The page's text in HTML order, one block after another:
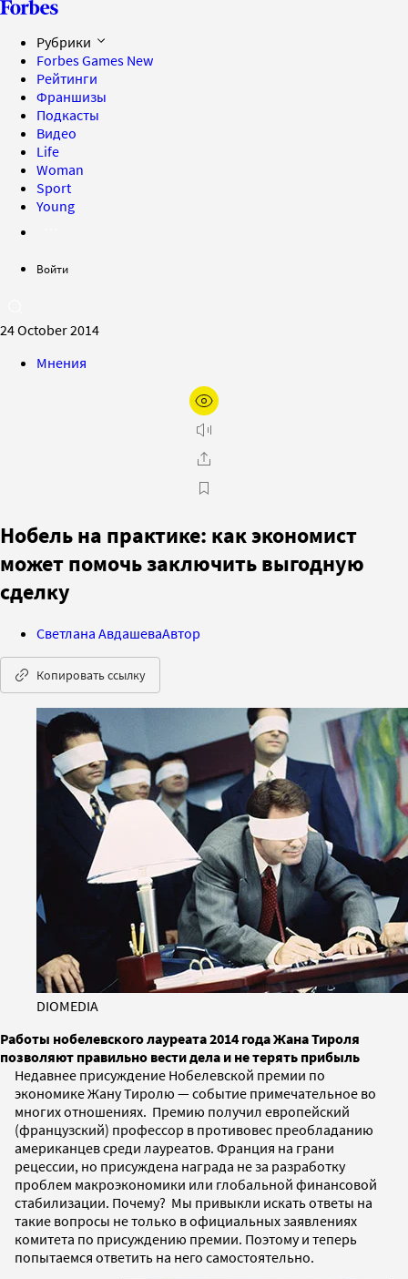
Рубрики
Forbes Games New
Рейтинги
Франшизы
Подкасты
Видео
Life
Woman
Sport
Young
Войти
24 October 2014
Мнения
Нобель на практике: как экономист
может помочь заключить выгодную
сделку
Светлана АвдашеваАвтор
Копировать ссылку
DIOMEDIA
Работы нобелевского лауреата 2014 года Жана Тироля
позволяют правильно вести дела и не терять прибыль
Недавнее присуждение Нобелевской премии по
экономике Жану Тиролю — событие примечательное во
многих отношениях. Премию получил европейский
(французский) профессор в противовес преобладанию
американцев среди лауреатов. Франция на грани
рецессии, но присуждена награда не за разработку
проблем макроэкономики или глобальной финансовой
стабилизации. Почему? Мы привыкли искать ответы на
такие вопросы не только в официальных заявлениях
комитета по присуждению премии. Поэтому и теперь
попытаемся ответить на него самостоятельно.